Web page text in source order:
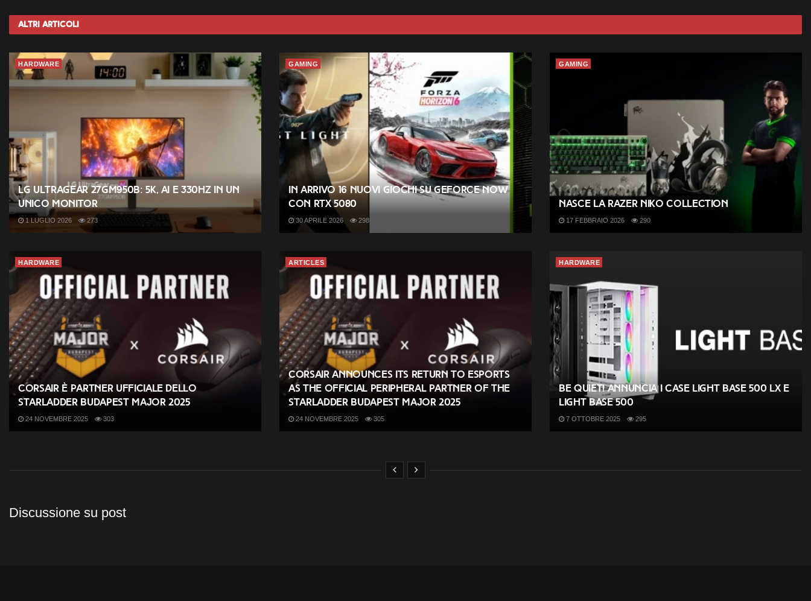
Altri Articoli
HARDWARE
LG UltraGear 27GM950B: 5K, AI e 330Hz in un
unico monitor
1 LUGLIO 2026 273
GAMING
In arrivo 16 nuovi giochi su GeForce NOW
con RTX 5080
30 APRILE 2026 298
GAMING
Nasce la Razer NiKo Collection
17 FEBBRAIO 2026 290
HARDWARE
CORSAIR è partner ufficiale dello
StarLadder Budapest Major 2025
24 NOVEMBRE 2025 303
ARTICLES
CORSAIR Announces its Return to Esports
as the Official Peripheral Partner of the
StarLadder Budapest Major 2025
24 NOVEMBRE 2025 305
HARDWARE
be quiet! annuncia i case Light Base 500 LX e
Light Base 500
7 OTTOBRE 2025 295
Discussione su post